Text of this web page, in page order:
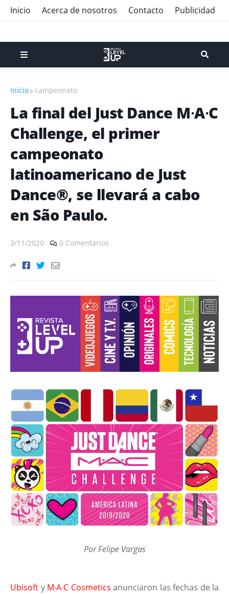
Inicio Acerca de nosotros Contacto Publicidad
Inicio campeonato
La final del Just Dance M∙A∙C
Challenge, el primer
campeonato
latinoamericano de Just
Dance®, se llevará a cabo
en São Paulo.
3/11/2020 0 Comentarios
Por Felipe Vargas
Ubisoft y M∙A∙C Cosmetics anunciaron las fechas de la